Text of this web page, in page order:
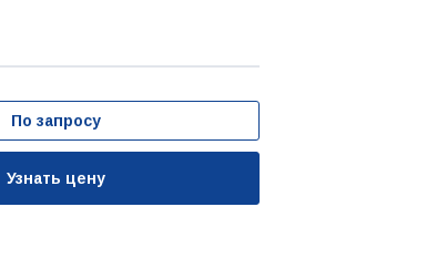
По запросу
Узнать цену